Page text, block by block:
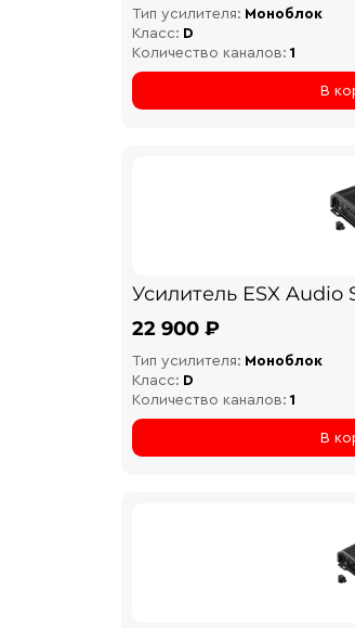
Тип усилителя: Моноблок
Класс: D
Количество каналов: 1
В
Усилитель ESX Audio
22 900 ₽
Тип усилителя: Моноблок
Класс: D
Количество каналов: 1
В